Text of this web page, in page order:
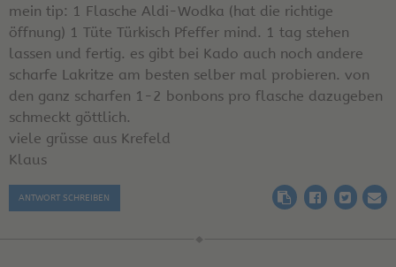
mein tip: 1 Flasche Aldi-Wodka (hat die richtige
öffnung) 1 Tüte Türkisch Pfeffer mind. 1 tag stehen
lassen und fertig. es gibt bei Kado auch noch andere
scharfe Lakritze am besten selber mal probieren. von
den ganz scharfen 1-2 bonbons pro flasche dazugeben
schmeckt göttlich.
viele grüsse aus Krefeld
Klaus
ANTWORT SCHREIBEN